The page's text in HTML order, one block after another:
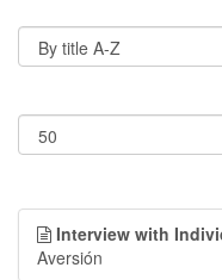
Interview with
Aversión